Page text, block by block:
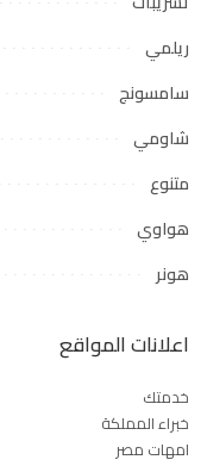
ريلمي
سامسونج
شاومي
متنوع
هواوي
هونر
اعلانات المواقع
خدمتك
خبراء المملكة
امهات مصر